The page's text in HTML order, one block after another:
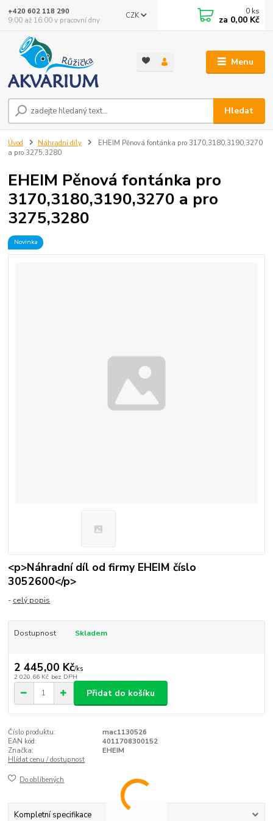
Menu
CZK
Hledat
+420 602 118 290
9:00 až 16:00 v pracovní dny
0 ks
za 0,00 Kč
Úvod Náhradní díly
EHEIM Pěnová fontánka pro 3170,3180,3190,3270
a pro 3275,3280
EHEIM Pěnová fontánka pro
3170,3180,3190,3270 a pro
3275,3280
Novinka
<p>Náhradní díl od firmy EHEIM číslo
3052600</p>
- celý popis
Dostupnost Skladem
2 445,00 Kč/ks
2 020,66 Kč bez DPH
Přidat do košíku
Číslo produktu:
mac1130526
EAN kód:
4011708300152
Značka:
EHEIM
Hlídat cenu / dostupnost
Do oblíbených
Kompletní specifikace